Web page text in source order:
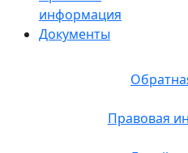
Правовая
информация
Документы